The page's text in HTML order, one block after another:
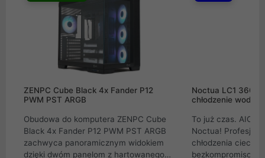
ZENPC Cube Black 4x Fander P12
PWM PST ARGB
Obudowa do komputera ZENPC Cube
Black 4x Fander P12 PWM PST ARGB
zachwyca panoramicznym widokiem
dzięki dwóm panelom z hartowanego
Noctua LC1
chłodzenie wodne
To już czas. AIO
Noctua!
chłodzenia cieczą